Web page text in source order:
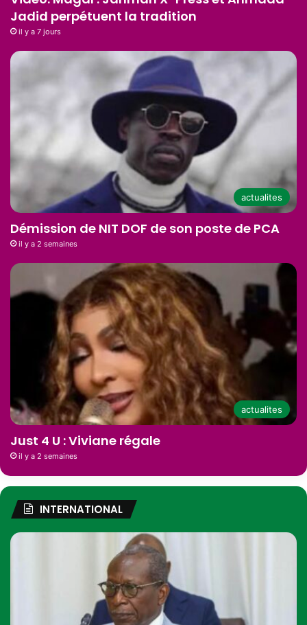
Jadid perpétuent la tradition
il y a 7 jours
actualites
Démission de NIT DOF de son poste de PCA
il y a 2 semaines
actualites
Just 4 U : Viviane régale
il y a 2 semaines
INTERNATIONAL